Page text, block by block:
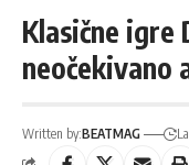
Klasične igre
neočekivano
Written by:BEATMAG